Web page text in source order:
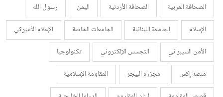
الصحافة العربية
الصحافة الأردنية اليمن
رسول الله
الإسلام
الجامعة اللبنانية الجامعات الخاصة
الإعلام الأميركي
الأمن السيبراني
التجسس الإلكتروني
تكنولوجيا
منصة إكس
مجزرة البيجر
المقاومة الإسلامية